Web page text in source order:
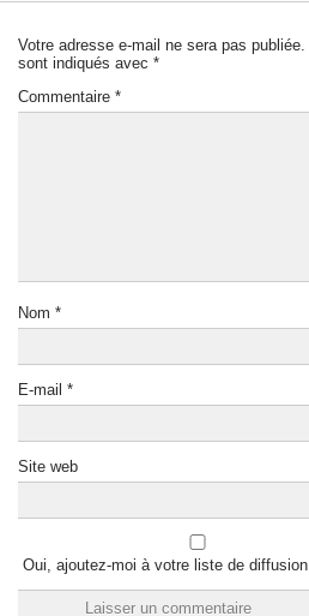
Votre adresse e-mail ne sera pas publiée.
sont indiqués avec *
Commentaire *
Nom *
E-mail *
Site web
Oui, ajoutez-moi à votre liste de diffusion.